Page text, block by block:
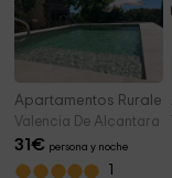
Apartamentos
Valencia De Alcantara
31€ persona y noche